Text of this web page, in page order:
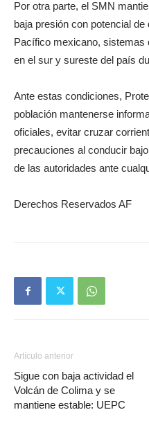
Por otra parte, el SMN
baja presión con potencial
Pacífico mexicano, sistemas
en el sur y sureste del país
Ante estas condiciones,
población mantenerse
oficiales, evitar cruzar
precauciones al conducir
de las autoridades ante
Derechos Reservados AF
Artículo anterior
Sigue con baja actividad el
Volcán de Colima y se
mantiene estable: UEPC